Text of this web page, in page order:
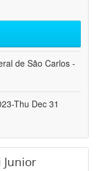
de São Carlos -
Thu Dec 31